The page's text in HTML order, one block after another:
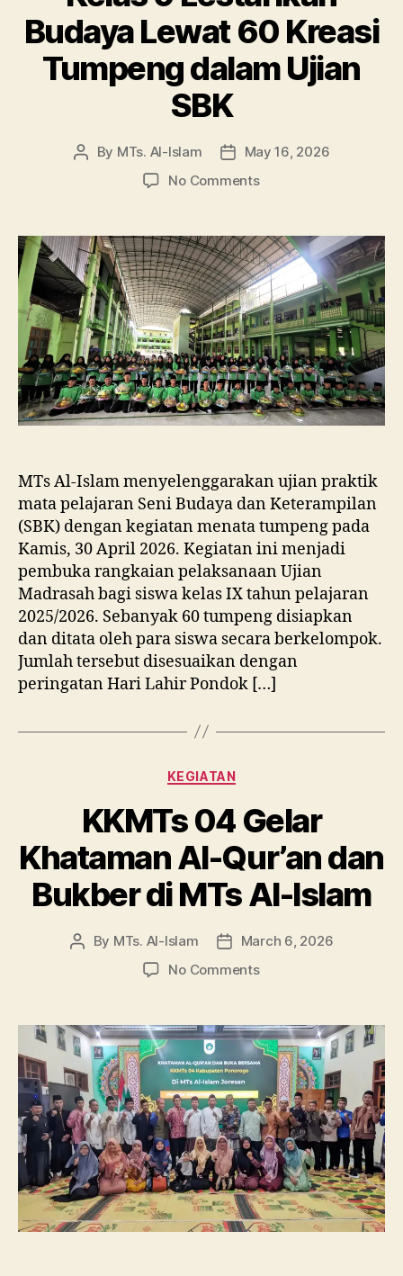
Budaya Lewat 60 Kreasi
Tumpeng dalam Ujian
SBK
Post
By MTs. Al-Islam
Post
date
May 16, 2026
No Commentson
ke-
60
Ponpes
Al-
Islam,
Siswa
Kelas
9
Lestarikan
Budaya
Kreasi
Tumpeng
Ujian
SBK
MTs Al-Islam menyelenggarakan ujian praktik
mata pelajaran Seni Budaya dan Keterampilan
(SBK) dengan kegiatan menata tumpeng pada
Kamis, 30 April 2026. Kegiatan ini menjadi
pembuka rangkaian pelaksanaan Ujian
Madrasah bagi siswa kelas IX tahun pelajaran
2025/2026. Sebanyak 60 tumpeng disiapkan
dan ditata oleh para siswa secara berkelompok.
Jumlah tersebut disesuaikan dengan
peringatan Hari Lahir Pondok […]
Categories
KEGIATAN
KKMTs 04 Gelar
Khataman Al-Qur’an dan
Bukber di MTs Al-Islam
Post
By MTs. Al-Islam
Post
date
March 6, 2026
No Commentson
Gelar
Khataman
Al-
Qur’an
dan
Bukber
di
MTs
Al-
Islam